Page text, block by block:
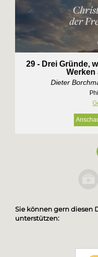
29 - Drei Gründe,
Werken
Dieter
Sie können gern diesen
unterstützen: